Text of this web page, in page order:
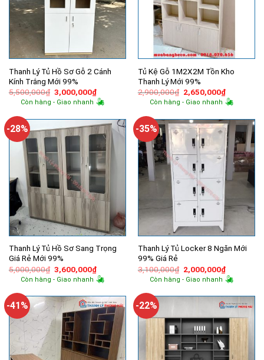
Thanh Lý Tủ Hồ Sơ Gỗ 2 Cánh
Kính Trắng Mới 99%
5,500,000₫ Giá
gốc
là:
3,000,000₫Giá
hiện
tại
3,000,000₫.
Còn hàng - Giao nhanh
Tủ Kệ Gỗ 1M2X2M Tồn Kho
Thanh Lý Mới 99%
2,900,000₫ Giá
gốc
là:
2,650,000₫Giá
hiện
tại
Còn hàng - Giao nhanh
-28%
Thanh Lý Tủ Hồ Sơ Sang Trọng
Giá Rẻ Mới 99%
5,000,000₫ Giá
gốc
là:
3,600,000₫Giá
hiện
tại
3,600,000₫.
Còn hàng - Giao nhanh
-35%
Thanh Lý Tủ Locker 8 Ngăn Mới
99% Giá Rẻ
3,100,000₫ Giá
gốc
là:
2,000,000₫Giá
hiện
tại
Còn hàng - Giao nhanh
-41% -22%